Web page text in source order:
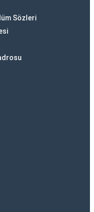
Sözleri